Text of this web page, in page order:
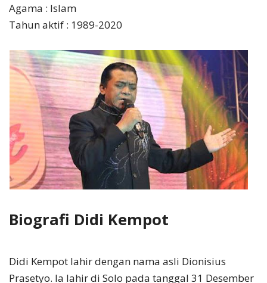
Agama : Islam
Tahun aktif : 1989-2020
Biografi Didi Kempot
Didi Kempot lahir dengan nama asli Dionisius
Prasetyo. Ia lahir di Solo pada tanggal 31 Desember